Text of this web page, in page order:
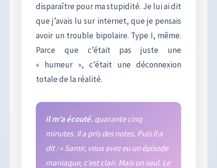
disparaître pour ma stupidité. Je lui ai dit
que j’avais lu sur internet, que je pensais
avoir un trouble bipolaire. Type I, même.
Parce que c’était pas juste une
« humeur », c’était une déconnexion
totale de la réalité.
Il m’a écouté. quarante cinq
minutes. Il a pris des notes. Puis il a
dit : « Samir, vous avez eu un épisode
maniaque, c’est clair. Mais un seul. Le